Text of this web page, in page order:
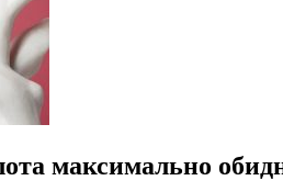
максимально